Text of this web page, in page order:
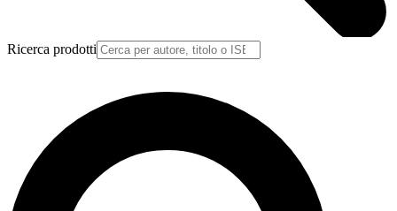
Ricerca prodotti